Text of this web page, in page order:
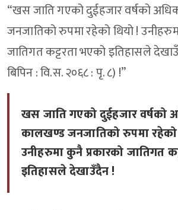
“खस जाति गएको दुईहजार वर्षको
जनजातिको रुपमा रहेको थियो !
जातिगत कट्टरता भएको इतिहासले
बिपिन : वि.स. २०६८ : पृ. ८) !”
खस जाति गएको दुईहजार वर्षको
कालखण्ड जनजातिको रुपमा रहेको
उनीहरुमा कुनै प्रकारको जातिगत
इतिहासले देखाउँदैन !